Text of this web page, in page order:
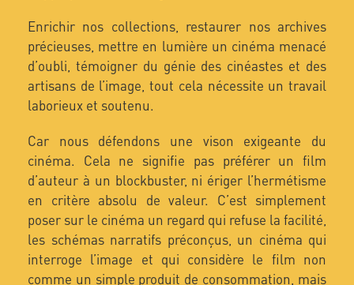
Enrichir nos collections, restaurer nos archives
précieuses, mettre en lumière un cinéma menacé
d’oubli, témoigner du génie des cinéastes et des
artisans de l’image, tout cela nécessite un travail
laborieux et soutenu.
Car nous défendons une vison exigeante du
cinéma. Cela ne signifie pas préférer un film
d’auteur à un blockbuster, ni ériger l’hermétisme
en critère absolu de valeur. C’est simplement
poser sur le cinéma un regard qui refuse la facilité,
les schémas narratifs préconçus, un cinéma qui
interroge l’image et qui considère le film non
comme un simple produit de consommation, mais